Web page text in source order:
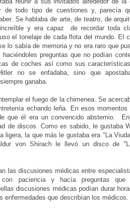
de todo tipo de cuestiones y, parecía
Se hablaba de arte, de teatro, de
y era capaz de recordar toda
el tonelaje de cada flota del mundo. El
lo sabía de memoria y no era raro que
preguntas que no podían
de coches así como sus
no se enfadaba, sino que
ganaba.
el fuego de la chimenea. Se
echando leña. En esos
que él era un convencido abstemio.
de discos. Como es sabido, le gustaba
la que más le gustaba era "La
von Shirach le llevó un disco de
las discusiones médicas entre
con paciencia y hacía preguntas que
discusiones médicas podían durar
enfermedades que describían los médicos.